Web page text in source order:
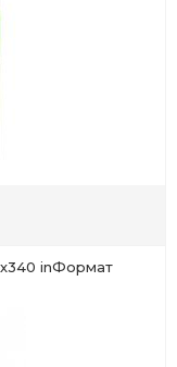
inФормат